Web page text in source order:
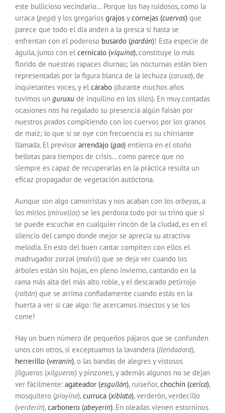
este bullicioso vecindario… Porque los hay ruidosos, como la
urraca (pega) y los gregarios grajos ycornejas (cuervos) que
parece que todo el día anden a la gresca si hasta se
enfrentan con el poderoso busardo (pardón)! Esta especie de
águila, junto con el cernícalo (viquina), constituye lo más
florido de nuestras rapaces diurnas; las nocturnas están bien
representadas por la figura blanca de la lechuza (coruxa), de
inquietantes voces, y el cárabo (durante muchos años
tuvimos un guruxu de inquilino en los silos). En muy contadas
ocasiones nos ha regalado su presencia algún faisán por
nuestros prados compitiendo con los cuervos por los granos
de maíz; lo que sí se oye con frecuencia es su chirriante
llamada. El previsor arrendajo (gao) entierra en el otoño
bellotas para tiempos de crisis… como parece que no
siempre es capaz de recuperarlas en la práctica resulta un
eficaz propagador de vegetación autóctona.
Aunque son algo camorristas y nos acaban con los arbeyos, a
los mirlos (miruellos) se les perdona todo por su trino que si
se puede escuchar en cualquier rincón de la ciudad, es en el
silencio del campo donde mejor se aprecia su atractiva
melodía. En esto del buen cantar compiten con ellos el
madrugador zorzal (malvís) que se deja ver cuando los
árboles están sin hojas, en pleno invierno, cantando en la
rama más alta del más alto roble, y el descarado petirrojo
(raitán) que se arrima confiadamente cuando estás en la
huerta a ver si cae algo: !le acercamos insectos y se los
come!
Hay un buen número de pequeños pájaros que se confunden
unos con otros, si exceptuamos la lavandera (llendadora),
herrerillo (veranín), o las bandas de alegres y vistosos
jilgueros (xilgueros) y pinzones, y además algunos no se dejan
ver fácilmente: agateador (esguilón), ruiseñor,chochín (cerica),
mosquitero (pioyina),curruca (xiblata),verderón,verdecillo
(verderín),carbonero (abeyerín). En oleadas vienen estorninos